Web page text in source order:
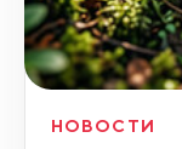
НОВОСТИ